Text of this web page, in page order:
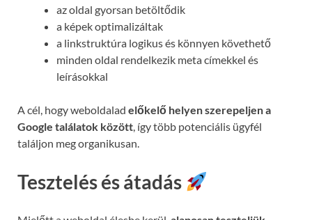
az oldal gyorsan betöltődik
a képek optimalizáltak
a linkstruktúra logikus és könnyen követhető
minden oldal rendelkezik meta címekkel és
leírásokkal
A cél, hogy weboldalad előkelő helyen szerepeljen a
Google találatok között, így több potenciális ügyfél
találjon meg organikusan.
Tesztelés és átadás